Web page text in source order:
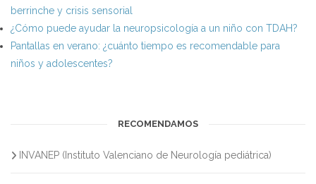
berrinche y crisis sensorial
¿Cómo puede ayudar la neuropsicología a un niño con TDAH?
Pantallas en verano: ¿cuánto tiempo es recomendable para
niños y adolescentes?
RECOMENDAMOS
INVANEP (Instituto Valenciano de Neurología pediátrica)